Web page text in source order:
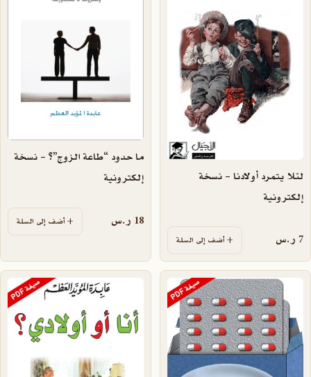
لئلا يتمرد أولادنا – نسخة
إلكترونية
7 ر.س أضف إلى السلة
ما حدود “طاعة الزوج”؟ – نسخة
إلكترونية
18 ر.س أضف إلى السلة